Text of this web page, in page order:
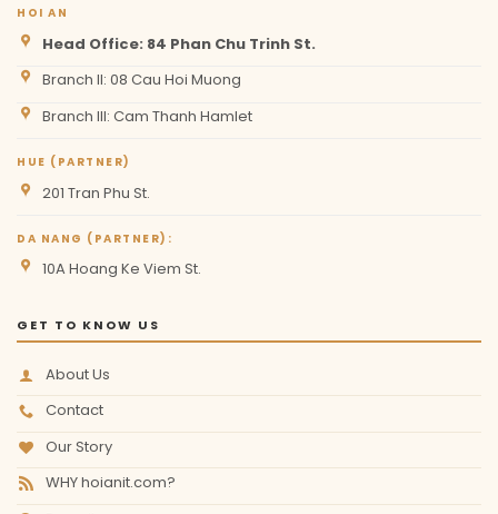
HOI AN
Head Office: 84 Phan Chu Trinh St.
Branch II: 08 Cau Hoi Muong
Branch III: Cam Thanh Hamlet
HUE (PARTNER)
201 Tran Phu St.
DA NANG (PARTNER):
10A Hoang Ke Viem St.
GET TO KNOW US
About Us
Contact
Our Story
WHY hoianit.com?